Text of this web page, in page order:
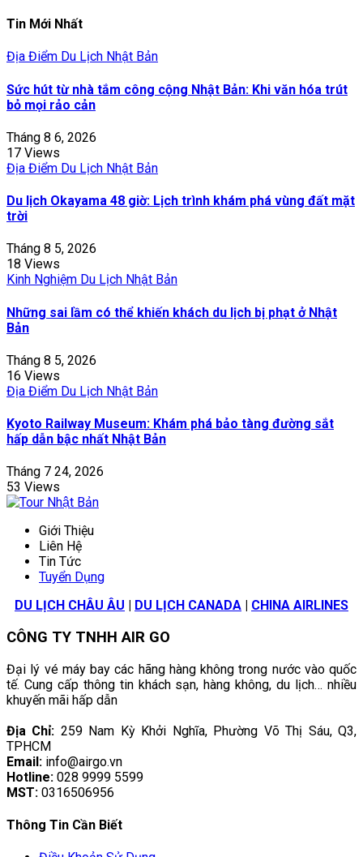
Tin Mới Nhất
Địa Điểm Du Lịch Nhật Bản
Sức hút từ nhà tắm công cộng Nhật Bản: Khi văn hóa trút
bỏ mọi rảo cản
Tháng 8 6, 2026
17 Views
Địa Điểm Du Lịch Nhật Bản
Du lịch Okayama 48 giờ: Lịch trình khám phá vùng đất mặt
trời
Tháng 8 5, 2026
18 Views
Kinh Nghiệm Du Lịch Nhật Bản
Những sai lầm có thể khiến khách du lịch bị phạt ở Nhật
Bản
Tháng 8 5, 2026
16 Views
Địa Điểm Du Lịch Nhật Bản
Kyoto Railway Museum: Khám phá bảo tàng đường sắt
hấp dẫn bậc nhất Nhật Bản
Tháng 7 24, 2026
53 Views
Giới Thiệu
Liên Hệ
Tin Tức
Tuyển Dụng
DU LỊCH CHÂU ÂU
DU LỊCH CANADA CHINA AIRLINES
CÔNG TY TNHH AIR GO
Đại lý vé máy bay các hãng hàng không trong nước vào quốc
tế. Cung cấp thông tin khách sạn, hàng không, du lịch… nhiều
khuyến mãi hấp dẫn
Địa Chỉ: 259 Nam Kỳ Khởi Nghĩa, Phường Võ Thị Sáu, Q3,
TPHCM
Email: info@airgo.vn
Hotline: 028 9999 5599
MST: 0316506956
Thông Tin Cần Biết